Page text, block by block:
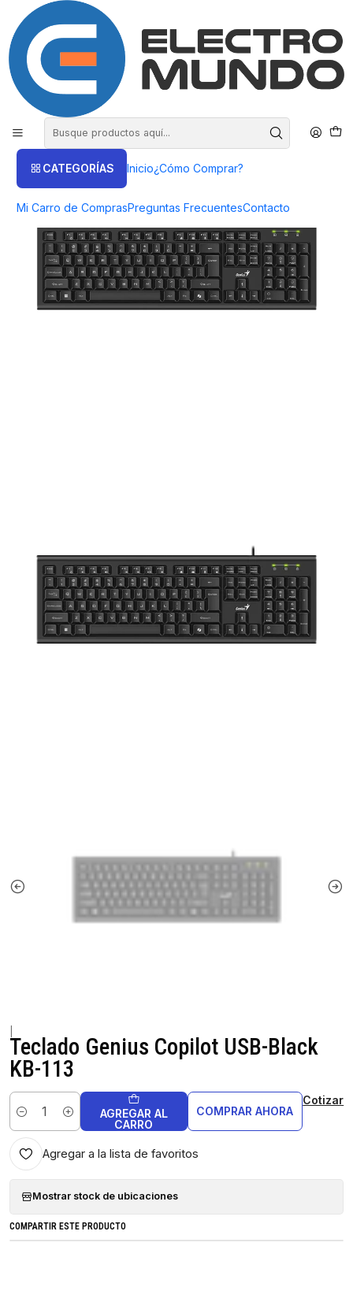
CATEGORÍAS Inicio¿Cómo Comprar?
Mi Carro de ComprasPreguntas FrecuentesContacto
COMPRA HASTA EN 3 CUOTAS SIN INTERES
Inicio Productos COMPUTACIÓN Teclados
Teclado Genius Copilot USB-Black KB-113
Teclado Genius Copilot USB-Black
KB-113
Cantidad
AGREGAR AL
CARRO
COMPRAR AHORA
Cotizar
Agregar a la lista de favoritos
Mostrar stock de ubicaciones
COMPARTIR ESTE PRODUCTO